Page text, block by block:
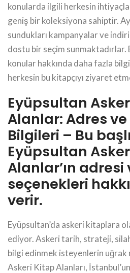
konularda ilgili herkesin
geniş bir koleksiyona sahiptir.
sundukları kampanyalar ve
dostu bir seçim sunmaktadırlar.
konular hakkında daha fazla
herkesin bu kitapçıyı ziyaret
Eyüpsultan
Alanlar: Adres ve
Bilgileri – Bu
Eyüpsultan
Alanlar’ın adresi
seçenekleri
verir.
Eyüpsultan’da askeri kitaplara
ediyor. Askeri tarih, strateji,
bilgi edinmek isteyenlerin uğrak
Askeri Kitap Alanları,